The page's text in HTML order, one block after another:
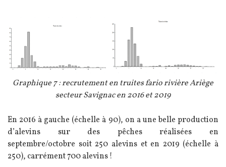
Légende
Graphique 7 : recrutement en truites fario rivière Ariège
secteur Savignac en 2016 et 2019
Texte
En 2016 à gauche (échelle à 90), on a une belle production
d’alevins sur des pêches réalisées en
septembre/octobre soit 250 alevins et en 2019 (échelle à
250), carrément 700 alevins !